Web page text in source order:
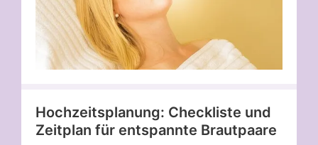
Hochzeitsplanung: Checkliste und
Zeitplan für entspannte Brautpaare